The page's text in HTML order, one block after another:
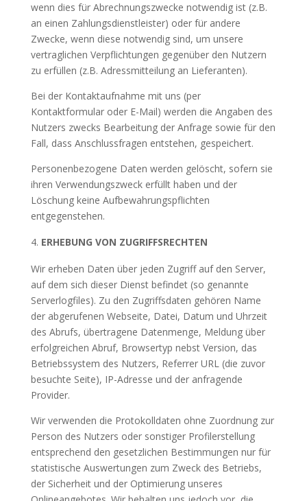
wenn dies für Abrechnungszwecke notwendig ist (z.B.
an einen Zahlungsdienstleister) oder für andere
Zwecke, wenn diese notwendig sind, um unsere
vertraglichen Verpflichtungen gegenüber den Nutzern
zu erfüllen (z.B. Adressmitteilung an Lieferanten).
Bei der Kontaktaufnahme mit uns (per
Kontaktformular oder E-Mail) werden die Angaben des
Nutzers zwecks Bearbeitung der Anfrage sowie für den
Fall, dass Anschlussfragen entstehen, gespeichert.
Personenbezogene Daten werden gelöscht, sofern sie
ihren Verwendungszweck erfüllt haben und der
Löschung keine Aufbewahrungspflichten
entgegenstehen.
ERHEBUNG VON ZUGRIFFSRECHTEN
Wir erheben Daten über jeden Zugriff auf den Server,
auf dem sich dieser Dienst befindet (so genannte
Serverlogfiles). Zu den Zugriffsdaten gehören Name
der abgerufenen Webseite, Datei, Datum und Uhrzeit
des Abrufs, übertragene Datenmenge, Meldung über
erfolgreichen Abruf, Browsertyp nebst Version, das
Betriebssystem des Nutzers, Referrer URL (die zuvor
besuchte Seite), IP-Adresse und der anfragende
Provider.
Wir verwenden die Protokolldaten ohne Zuordnung zur
Person des Nutzers oder sonstiger Profilerstellung
entsprechend den gesetzlichen Bestimmungen nur für
statistische Auswertungen zum Zweck des Betriebs,
der Sicherheit und der Optimierung unseres